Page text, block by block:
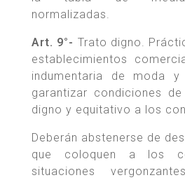
normalizadas.
Art. 9°- Trato digno.
establecimientos
indumentaria de moda y
garantizar condiciones
digno y equitativo a los
Deberán abstenerse de
que coloquen a los
situaciones